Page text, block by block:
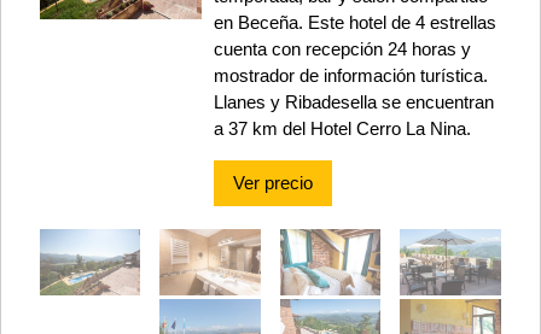
en Beceña. Este hotel de 4 estrellas
cuenta con recepción 24 horas y
mostrador de información turística.
Llanes y Ribadesella se encuentran
a 37 km del Hotel Cerro La Nina.
Ver precio